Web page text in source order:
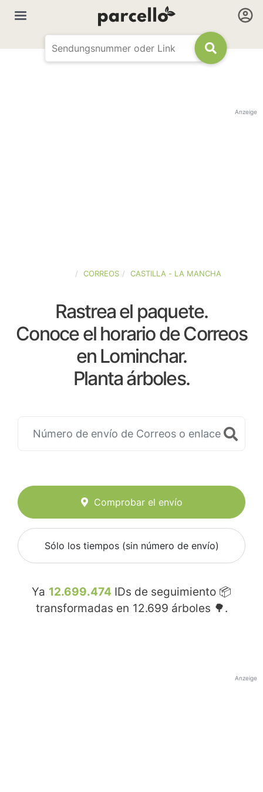
Anzeige
CORREOS CASTILLA - LA MANCHA
Rastrea el paquete.
Conoce el horario de Correos
en Lominchar.
Planta árboles.
Comprobar el envío
Sólo los tiempos (sin número de envío)
Ya 12.699.474 IDs de seguimiento 📦
transformadas en 12.699 árboles 🌳.
Anzeige